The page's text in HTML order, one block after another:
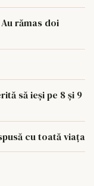
rămas doi
să ieși pe 8 și 9
cu toată viața